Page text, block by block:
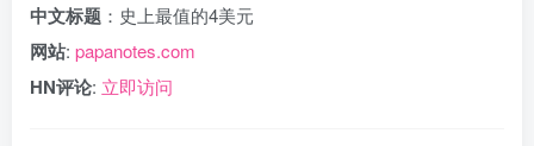
中文标题 ：史上最值的4美元
网站: papanotes.com
HN评论: 立即访问